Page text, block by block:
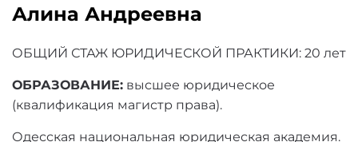
Алина Андреевна
ОБЩИЙ СТАЖ ЮРИДИЧЕСКОЙ ПРАКТИКИ: 20 лет
ОБРАЗОВАНИЕ: высшее юридическое
(квалификация магистр права).
Одесская национальная юридическая академия.